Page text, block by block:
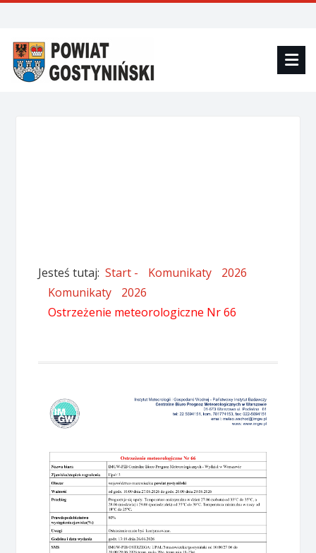
Jesteś tutaj:Start - Komunikaty
2026
Komunikaty
2026
Ostrzeżenie meteorologiczne Nr 66